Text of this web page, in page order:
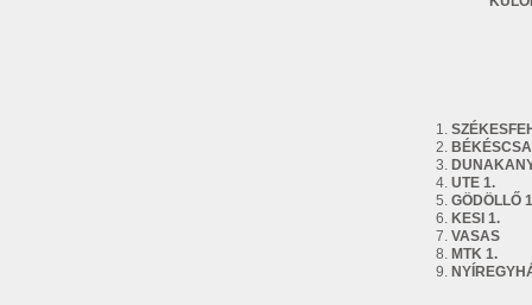
UTE 1.
GÖDÖLLŐ
KESI 1.
VASAS
MTK 1.